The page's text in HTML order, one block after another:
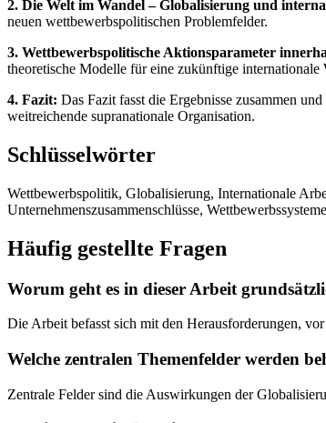
2. Die Welt im Wandel – Globalisierung und
neuen wettbewerbspolitischen Problemfelder.
3. Wettbewerbspolitische Aktionsparameter
theoretische Modelle für eine zukünftige internationale
4. Fazit: Das Fazit fasst die Ergebnisse zusammen
weitreichende supranationale Organisation.
Schlüsselwörter
Wettbewerbspolitik, Globalisierung, Internationale
Unternehmenszusammenschlüsse,
Häufig gestellte Fragen
Worum geht es in dieser Arbeit
Die Arbeit befasst sich mit den Herausforderungen,
Welche zentralen Themenfelder werden
Zentrale Felder sind die Auswirkungen der